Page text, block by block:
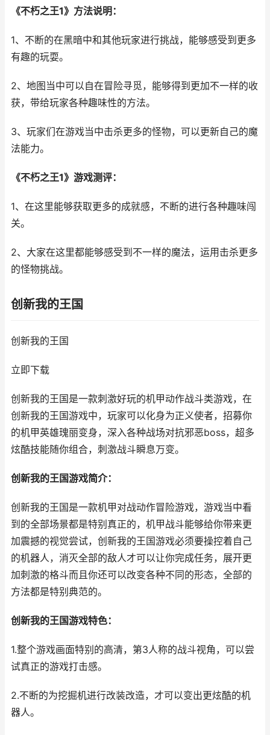
《不朽之王1》方法说明：
1、不断的在黑暗中和其他玩家进行挑战，能够感受到更多
有趣的玩耍。
2、地图当中可以自在冒险寻觅，能够得到更加不一样的收
获，带给玩家各种趣味性的方法。
3、玩家们在游戏当中击杀更多的怪物，可以更新自己的魔
法能力。
《不朽之王1》游戏测评：
1、在这里能够获取更多的成就感，不断的进行各种趣味闯
关。
2、大家在这里都能够感受到不一样的魔法，运用击杀更多
的怪物挑战。
创新我的王国
创新我的王国
立即下载
创新我的王国是一款刺激好玩的机甲动作战斗类游戏，在
创新我的王国游戏中，玩家可以化身为正义使者，招募你
的机甲英雄瑰丽变身，深入各种战场对抗邪恶boss，超多
炫酷技能随你组合，刺激战斗瞬息万变。
创新我的王国游戏简介：
创新我的王国是一款机甲对战动作冒险游戏，游戏当中看
到的全部场景都是特别真正的，机甲战斗能够给你带来更
加震撼的视觉尝试，创新我的王国游戏必须要操控着自己
的机器人，消灭全部的敌人才可以让你完成任务，展开更
加刺激的格斗而且你还可以改变各种不同的形态，全部的
方法都是特别典范的。
创新我的王国游戏特色：
1.整个游戏画面特别的高清，第3人称的战斗视角，可以尝
试真正的游戏打击感。
2.不断的为挖掘机进行改装改造，才可以变出更炫酷的机
器人。